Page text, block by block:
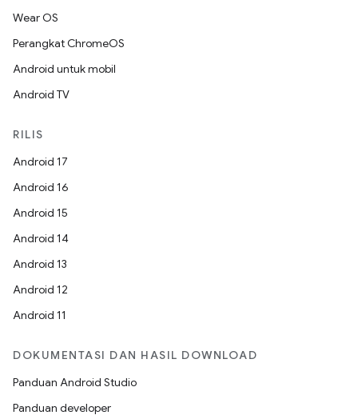
Wear OS
Perangkat ChromeOS
Android untuk mobil
Android TV
RILIS
Android 17
Android 16
Android 15
Android 14
Android 13
Android 12
Android 11
DOKUMENTASI DAN HASIL DOWNLOAD
Panduan Android Studio
Panduan developer